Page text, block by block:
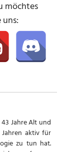
möchtes
Jahre Alt und
aktiv für
zu tun hat.